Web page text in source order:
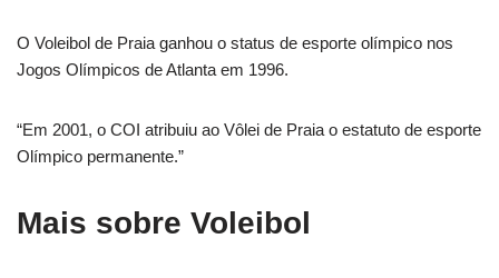
O Voleibol de Praia ganhou o status de esporte olímpico nos
Jogos Olímpicos de Atlanta em 1996.
“Em 2001, o COI atribuiu ao Vôlei de Praia o estatuto de esporte
Olímpico permanente.”
Mais sobre Voleibol